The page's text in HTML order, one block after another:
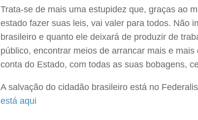
Trata-se de mais uma estupidez que, graças ao
estado fazer suas leis, vai valer para todos. Não
brasileiro e quanto ele deixará de produzir de
público, encontrar meios de arrancar mais e
conta do Estado, com todas as suas bobagens,
A salvação do cidadão brasileiro está no
está aqui